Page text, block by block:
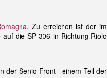
. Zu erreichen ist der im
die SP 306 in Richtung Riolo
der Senio-Front - einem Teil der